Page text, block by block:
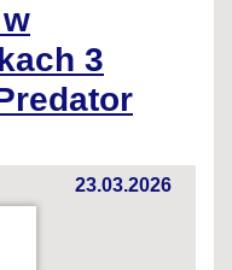
3
23.03.2026